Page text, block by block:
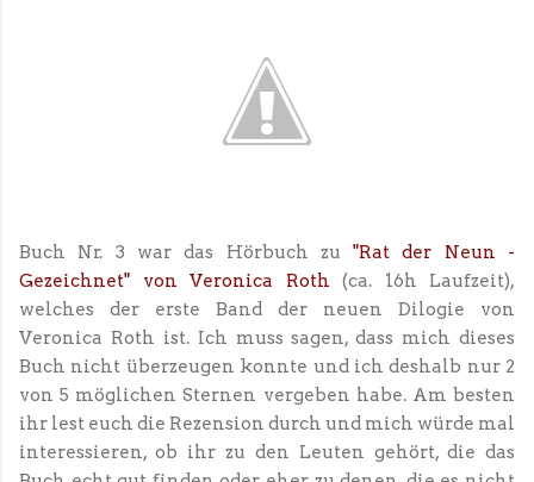
Buch Nr. 3 war das Hörbuch zu"Rat der Neun -
Gezeichnet" von Veronica Roth (ca. 16h Laufzeit),
welches der erste Band der neuen Dilogie von
Veronica Roth ist. Ich muss sagen, dass mich dieses
Buch nicht überzeugen konnte und ich deshalb nur 2
von 5 möglichen Sternen vergeben habe. Am besten
ihr lest euch die Rezension durch und mich würde mal
interessieren, ob ihr zu den Leuten gehört, die das